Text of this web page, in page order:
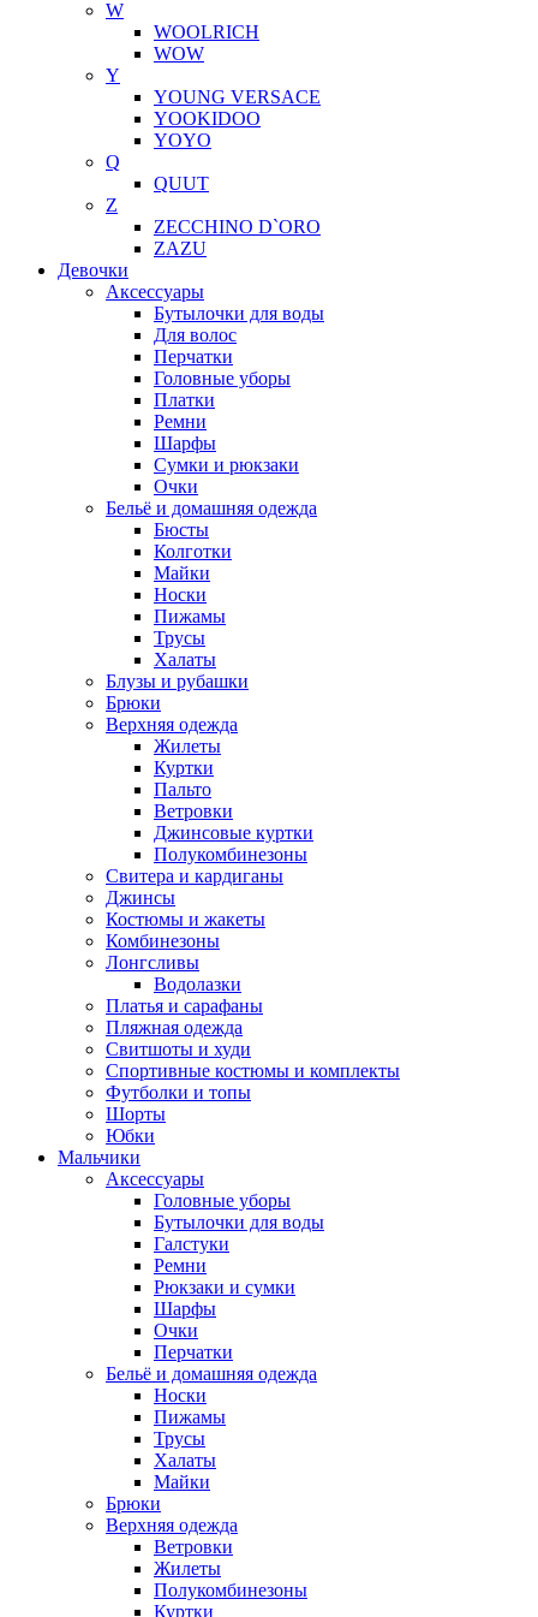
W
WOOLRICH
WOW
Y
YOUNG VERSACE
YOOKIDOO
YOYO
Q
QUUT
Z
ZECCHINO D`ORO
ZAZU
Девочки
Аксессуары
Бутылочки для воды
Для волос
Перчатки
Головные уборы
Платки
Ремни
Шарфы
Сумки и рюкзаки
Очки
Бельё и домашняя одежда
Бюсты
Колготки
Майки
Носки
Пижамы
Трусы
Халаты
Блузы и рубашки
Брюки
Верхняя одежда
Жилеты
Куртки
Пальто
Ветровки
Джинсовые куртки
Полукомбинезоны
Свитера и кардиганы
Джинсы
Костюмы и жакеты
Комбинезоны
Лонгсливы
Водолазки
Платья и сарафаны
Пляжная одежда
Свитшоты и худи
Спортивные костюмы и комплекты
Футболки и топы
Шорты
Юбки
Мальчики
Аксессуары
Головные уборы
Бутылочки для воды
Галстуки
Ремни
Рюкзаки и сумки
Шарфы
Очки
Перчатки
Бельё и домашняя одежда
Носки
Пижамы
Трусы
Халаты
Майки
Брюки
Верхняя одежда
Ветровки
Жилеты
Полукомбинезоны
Куртки